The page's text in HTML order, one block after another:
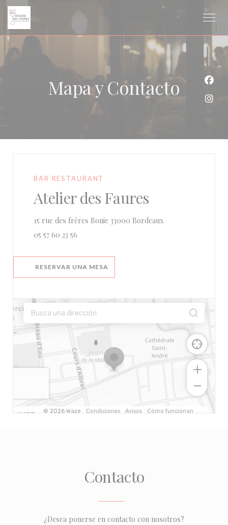
Personalización de sus opciones de cookies
Mapa y Contacto
BAR RESTAURANT
Atelier des Faures
15 rue des frères Bonie 33000 Bordeaux((abre en una
05 57 60 23 56
RESERVAR UNA MESA
Contacto
¿Desea ponerse en contacto con nosotros?